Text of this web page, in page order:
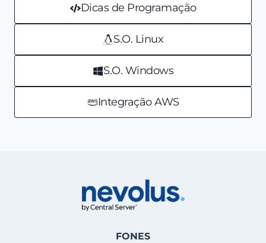
Dicas de Programação
S.O. Linux
S.O. Windows
Integração AWS
FONES